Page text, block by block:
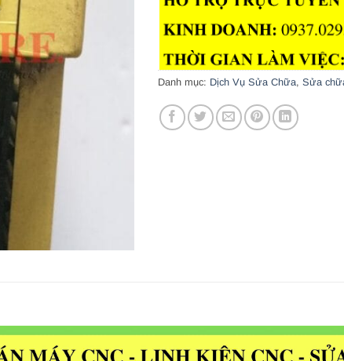
Danh mục: Dịch Vụ Sửa Chữa, Sửa